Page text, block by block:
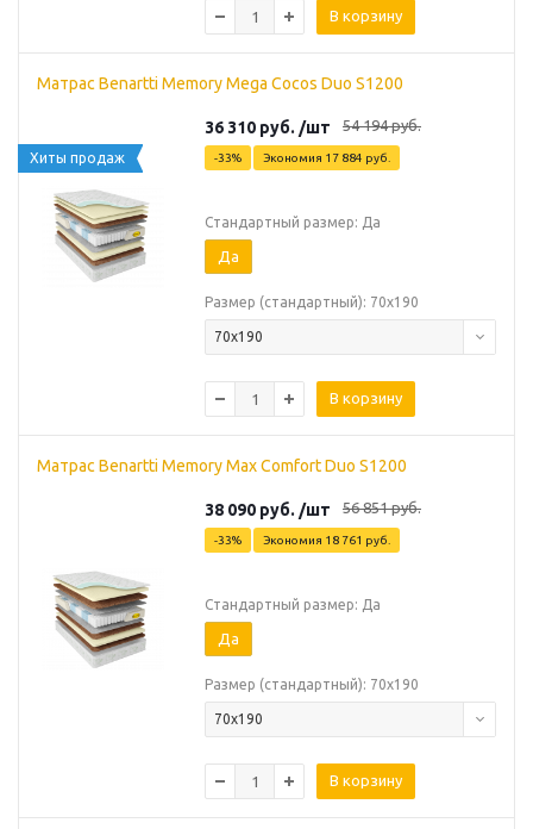
В корзину
Матрас Benartti Memory Mega Cocos Duo S1200
Хиты продаж
36 310 руб. /шт 54 194руб.
-33% Экономия 17 884 руб.
Стандартный размер: Да
Да
Размер (стандартный): 70х190
70х190
В корзину
Матрас Benartti Memory Max Comfort Duo S1200
38 090 руб. /шт 56 851руб.
-33% Экономия 18 761 руб.
Стандартный размер: Да
Да
Размер (стандартный): 70х190
70х190
В корзину